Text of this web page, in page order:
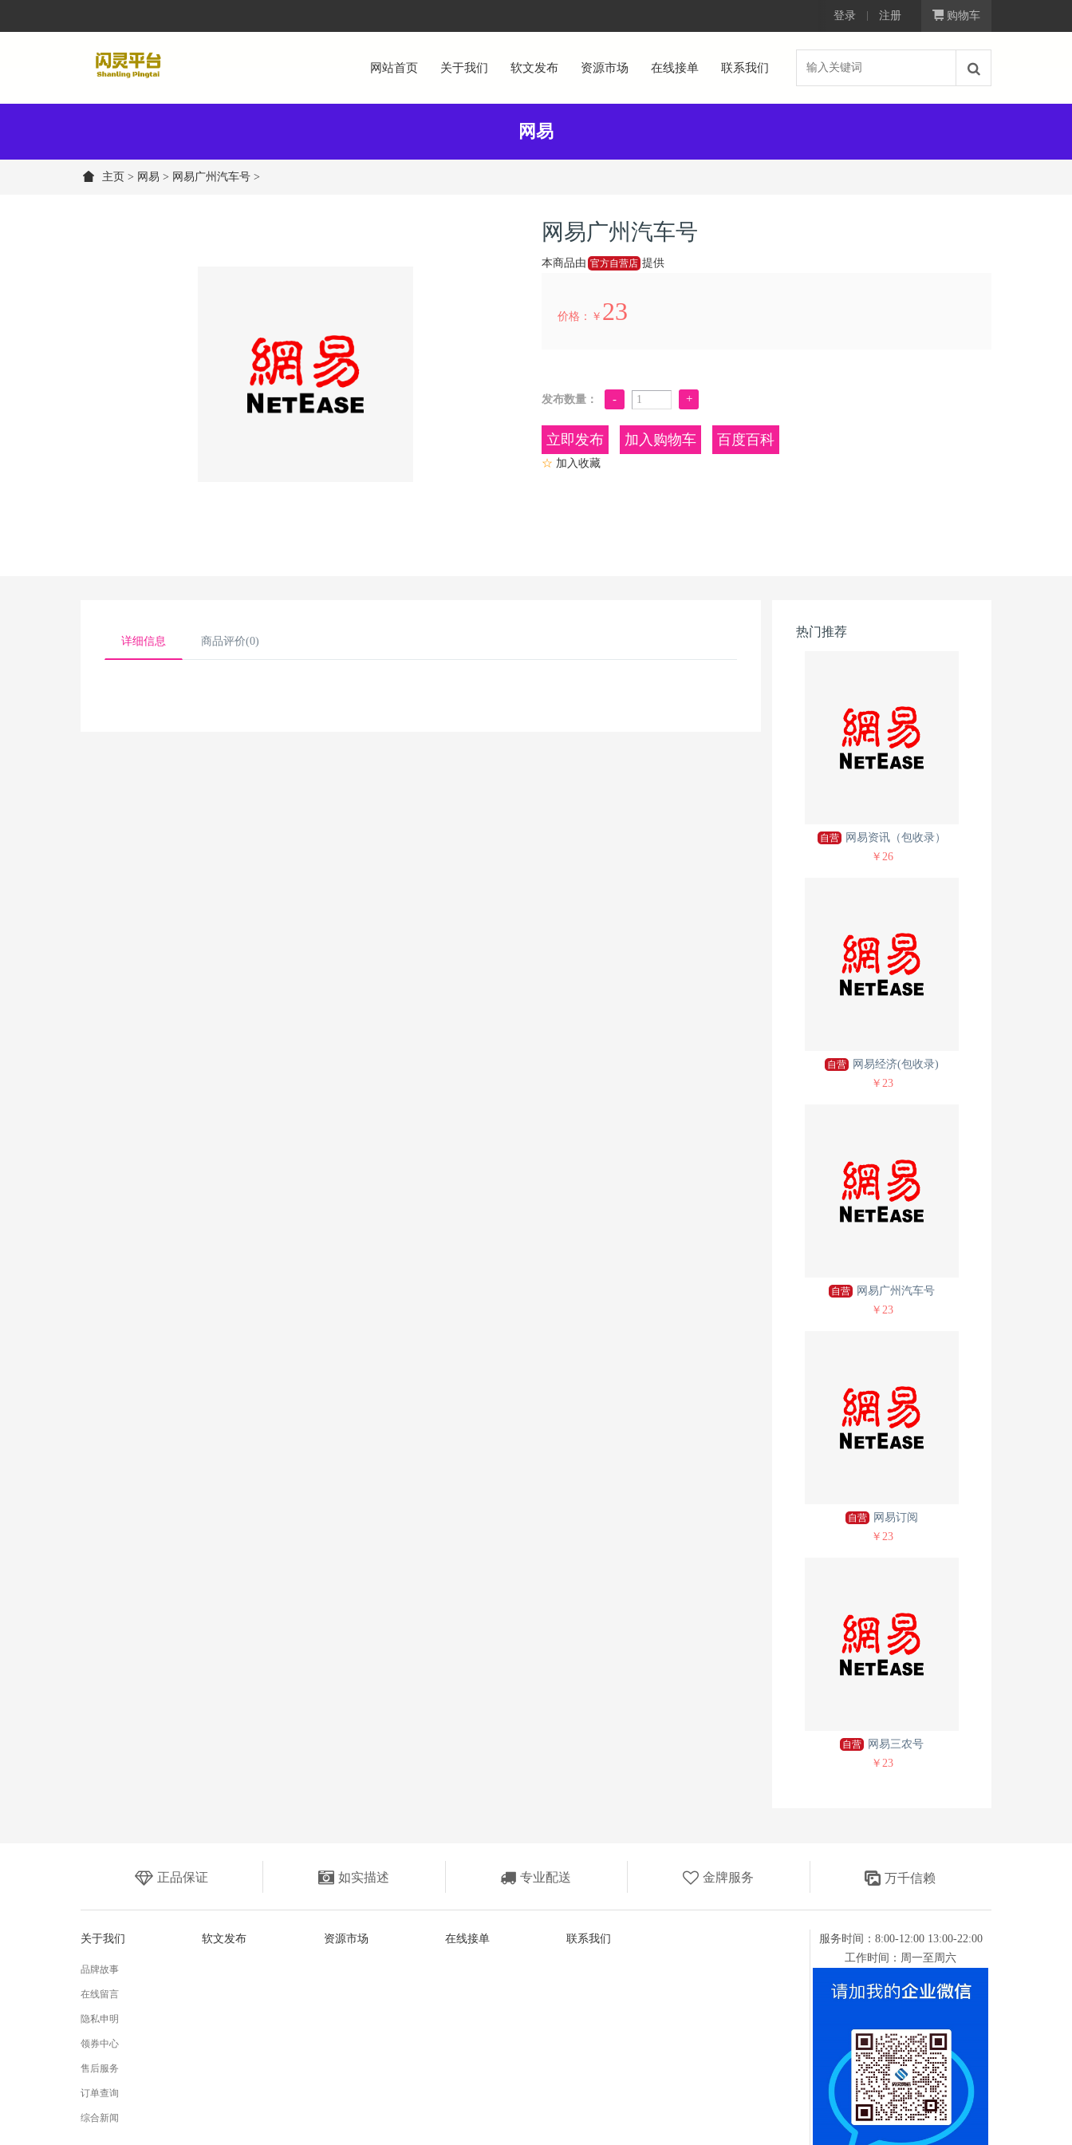
登录 注册 购物车
网站首页 关于我们 软文发布 资源市场 在线接单 联系我们
网易
主页 > 网易 > 网易广州汽车号 >
网易广州汽车号
本商品由 官方自营店 提供
价格：￥ 23
发布数量：
加入购物车 百度百科
☆ 加入收藏
详细信息 商品评价(0)
热门推荐
自营
网易资讯（包收录）
￥26
自营
网易经济(包收录)
￥23
自营
网易广州汽车号
￥23
自营
网易订阅
￥23
自营
网易三农号
￥23
正品保证 如实描述 专业配送 金牌服务 万千信赖
关于我们
品牌故事
在线留言
隐私申明
领券中心
售后服务
订单查询
综合新闻
软文发布 资源市场 在线接单 联系我们
服务时间：8:00-12:00 13:00-22:00
工作时间：周一至周六